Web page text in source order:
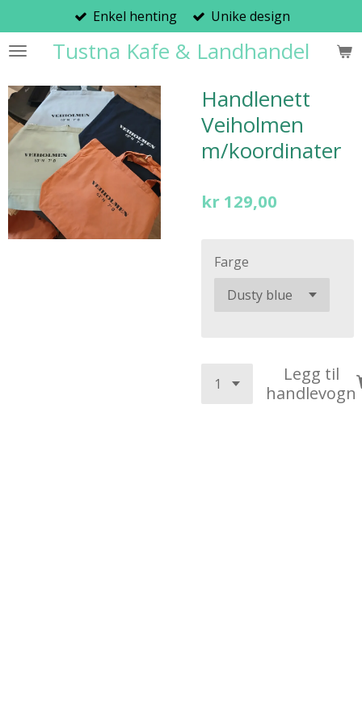
til
hovedinnholdTustna Kafe & Landhandel
Enkel henting Unike design
Handlenett
Veiholmen
m/koordinater
kr 129,00
Farge
Legg til
handlevogn